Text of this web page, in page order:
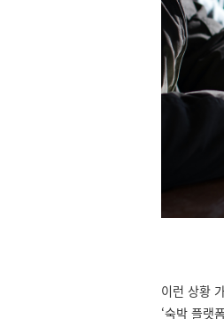
이런 상황
‘숙박 플랫